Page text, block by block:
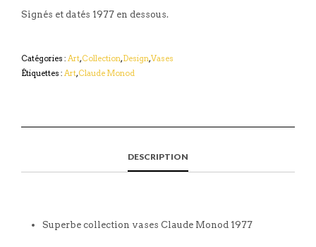
Signés et datés 1977 en dessous.
Catégories : Art,Collection,Design,Vases
Étiquettes : Art,Claude Monod
DESCRIPTION
Superbe collection vases Claude Monod 1977